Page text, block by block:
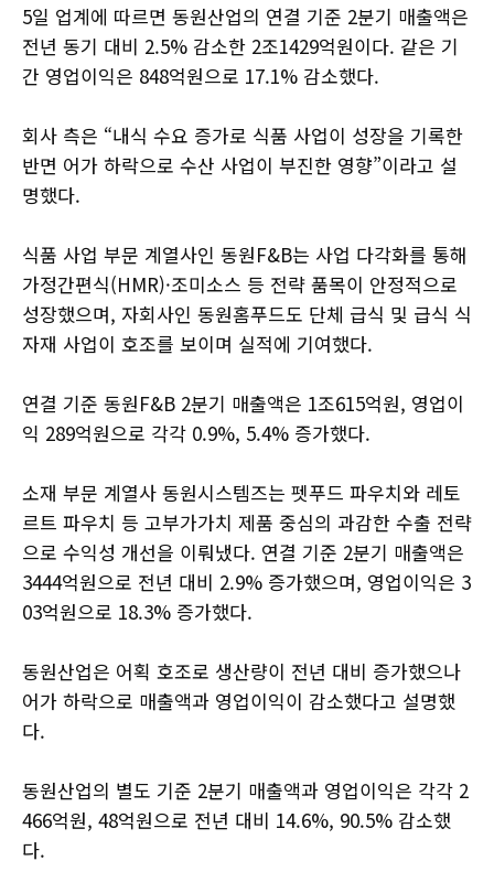
5일 업계에 따르면 동원산업의 연결 기준 2분기 매출액은
전년 동기 대비 2.5% 감소한 2조1429억원이다. 같은 기
간 영업이익은 848억원으로 17.1% 감소했다.
회사 측은 “내식 수요 증가로 식품 사업이 성장을 기록한
반면 어가 하락으로 수산 사업이 부진한 영향”이라고 설
명했다.
식품 사업 부문 계열사인 동원F&B는 사업 다각화를 통해
가정간편식(HMR)·조미소스 등 전략 품목이 안정적으로
성장했으며, 자회사인 동원홈푸드도 단체 급식 및 급식 식
자재 사업이 호조를 보이며 실적에 기여했다.
연결 기준 동원F&B 2분기 매출액은 1조615억원, 영업이
익 289억원으로 각각 0.9%, 5.4% 증가했다.
소재 부문 계열사 동원시스템즈는 펫푸드 파우치와 레토
르트 파우치 등 고부가가치 제품 중심의 과감한 수출 전략
으로 수익성 개선을 이뤄냈다. 연결 기준 2분기 매출액은
3444억원으로 전년 대비 2.9% 증가했으며, 영업이익은 3
03억원으로 18.3% 증가했다.
동원산업은 어획 호조로 생산량이 전년 대비 증가했으나
어가 하락으로 매출액과 영업이익이 감소했다고 설명했
다.
동원산업의 별도 기준 2분기 매출액과 영업이익은 각각 2
466억원, 48억원으로 전년 대비 14.6%, 90.5% 감소했
다.